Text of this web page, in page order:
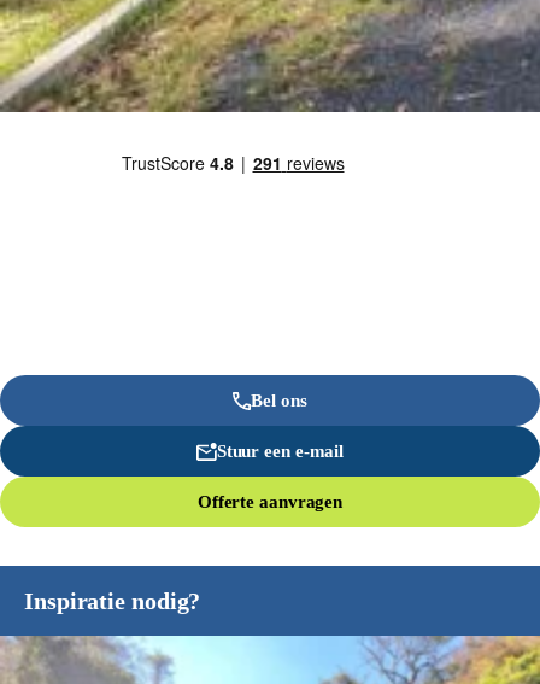
Bel ons
Stuur een e-mail
Offerte aanvragen
Inspiratie nodig?